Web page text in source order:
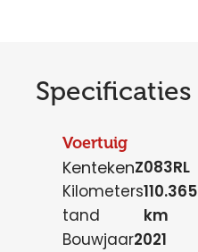
Specificaties
Voertuig
KentekenZ083RL
Kilometers
tand
110.365
km
Bouwjaar2021